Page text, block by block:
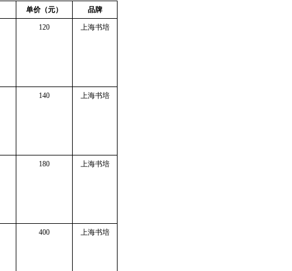
单价（元） 品牌
120 上海书培
140 上海书培
180 上海书培
400 上海书培